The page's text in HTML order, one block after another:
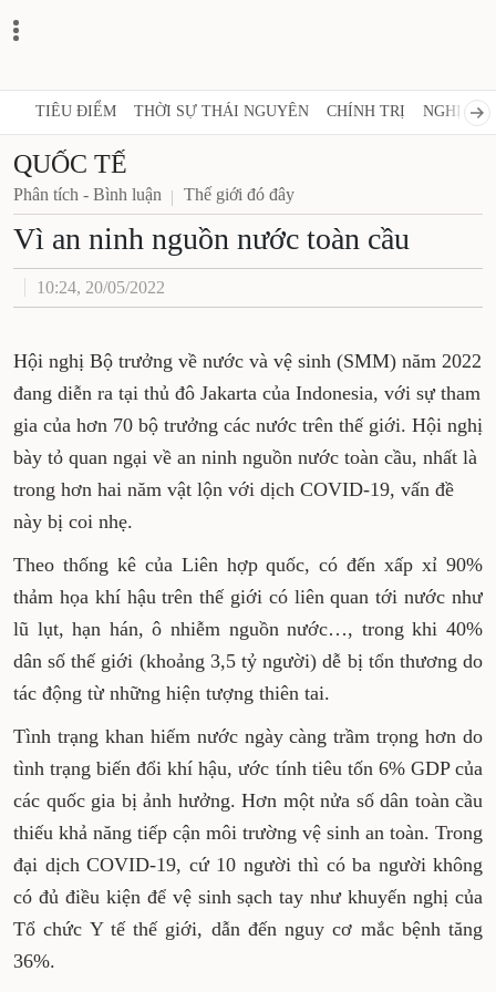
TIÊU ĐIỂM THỜI SỰ THÁI NGUYÊN CHÍNH TRỊ NGHỊ
QUỐC TẾ
Phân tích - Bình luận Thế giới đó đây
Vì an ninh nguồn nước toàn cầu
10:24, 20/05/2022
Hội nghị Bộ trưởng về nước và vệ sinh (SMM) năm 2022
đang diễn ra tại thủ đô Jakarta của Indonesia, với sự tham
gia của hơn 70 bộ trưởng các nước trên thế giới. Hội nghị
bày tỏ quan ngại về an ninh nguồn nước toàn cầu, nhất là
trong hơn hai năm vật lộn với dịch COVID-19, vấn đề
này bị coi nhẹ.
Theo thống kê của Liên hợp quốc, có đến xấp xỉ 90%
thảm họa khí hậu trên thế giới có liên quan tới nước như
lũ lụt, hạn hán, ô nhiễm nguồn nước…, trong khi 40%
dân số thế giới (khoảng 3,5 tỷ người) dễ bị tổn thương do
tác động từ những hiện tượng thiên tai.
Tình trạng khan hiếm nước ngày càng trầm trọng hơn do
tình trạng biến đổi khí hậu, ước tính tiêu tốn 6% GDP của
các quốc gia bị ảnh hưởng. Hơn một nửa số dân toàn cầu
thiếu khả năng tiếp cận môi trường vệ sinh an toàn. Trong
đại dịch COVID-19, cứ 10 người thì có ba người không
có đủ điều kiện để vệ sinh sạch tay như khuyến nghị của
Tổ chức Y tế thế giới, dẫn đến nguy cơ mắc bệnh tăng
36%.